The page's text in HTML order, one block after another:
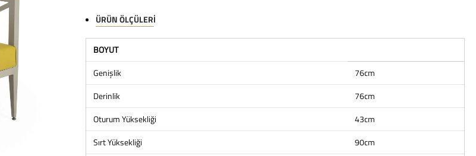
ÜRÜN ÖLÇÜLERI
BOYUT
Genişlik
76cm
Derinlik
76cm
Oturum Yüksekliği
43cm
Sırt Yüksekliği
90cm